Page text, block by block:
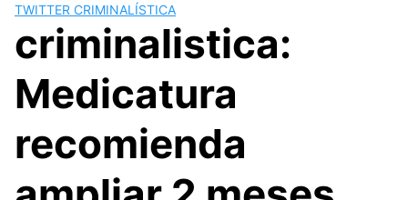
TWITTER CRIMINALÍSTICA
criminalistica:
Medicatura
recomienda